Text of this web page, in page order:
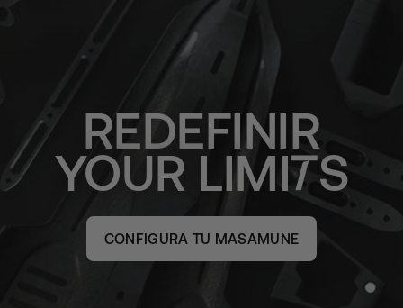
REDEFINIR
YOUR LIMI S
CONFIGURA TU MASAMUNE